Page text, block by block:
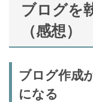
ブログを
（感想）
ブログ作成
になる